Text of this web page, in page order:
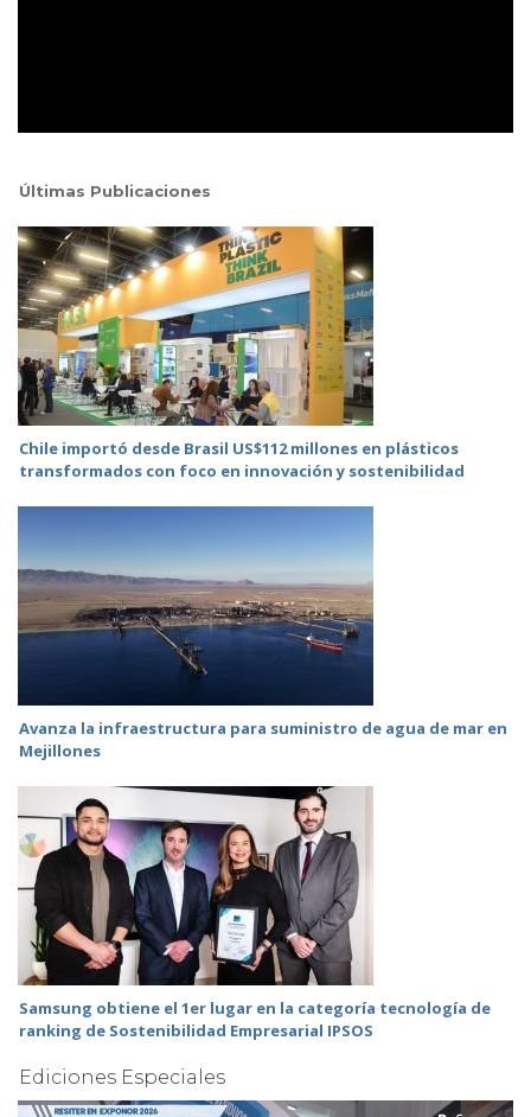
Últimas Publicaciones
Chile importó desde Brasil US$112 millones en plásticos
transformados con foco en innovación y sostenibilidad
Avanza la infraestructura para suministro de agua de mar en
Mejillones
Samsung obtiene el 1er lugar en la categoría tecnología de
ranking de Sostenibilidad Empresarial IPSOS
Ediciones Especiales